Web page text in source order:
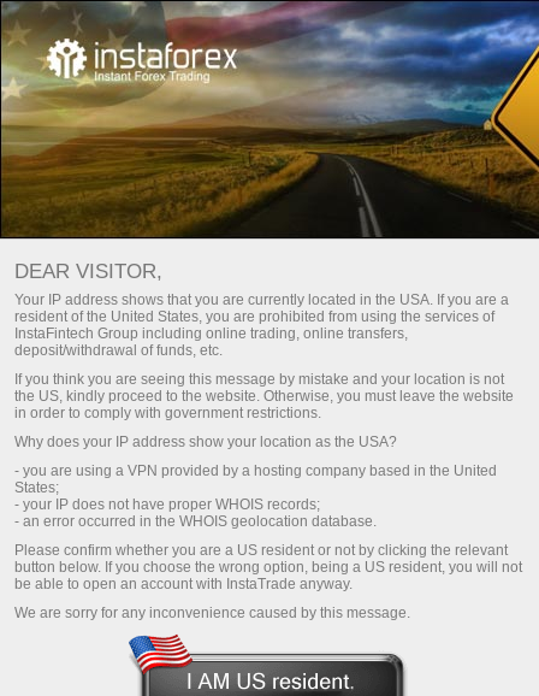
For traders Trade analysis articles Trade reviews
บทวิเคราะห์ตลาด FOREX –
อัปเดตตลาดรายวัน
ซื้อขาย
ชีเดโม่ การถอนเงิน
Top analysis articles
DEAR VISITOR,
Your IP address shows that you are currently located in the USA. If you are a
resident of the United States, you are prohibited from using the services of
InstaFintech Group including online trading, online transfers,
deposit/withdrawal of funds, etc.
If you think you are seeing this message by mistake and your location is not
the US, kindly proceed to the website. Otherwise, you must leave the website
in order to comply with government restrictions.
Why does your IP address show your location as the USA?
- you are using a VPN provided by a hosting company based in the United
States;
- your IP does not have proper WHOIS records;
- an error occurred in the WHOIS geolocation database.
Please confirm whether you are a US resident or not by clicking the relevant
button below. If you choose the wrong option, being a US resident, you will not
be able to open an account with InstaTrade anyway.
We are sorry for any inconvenience caused by this message.